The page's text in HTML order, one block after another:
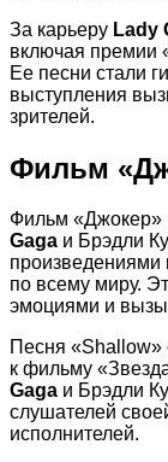
За карьеру Lady
включая премии
Ее песни стали
выступления
зрителей.
Фильм
Фильм «Джокер»
Gaga и Брэдли
произведениями
по всему миру.
эмоциями и
Песня «Shallow»
к фильму
Gaga и Брэдли
слушателей
исполнителей.